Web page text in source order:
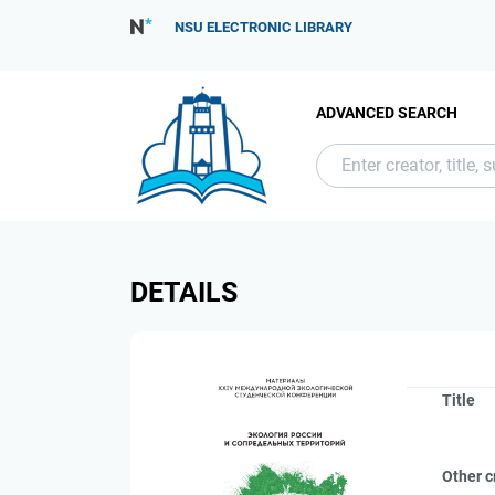
NSU ELECTRONIC LIBRARY
ADVANCED SEARCH
DETAILS
Title
Other